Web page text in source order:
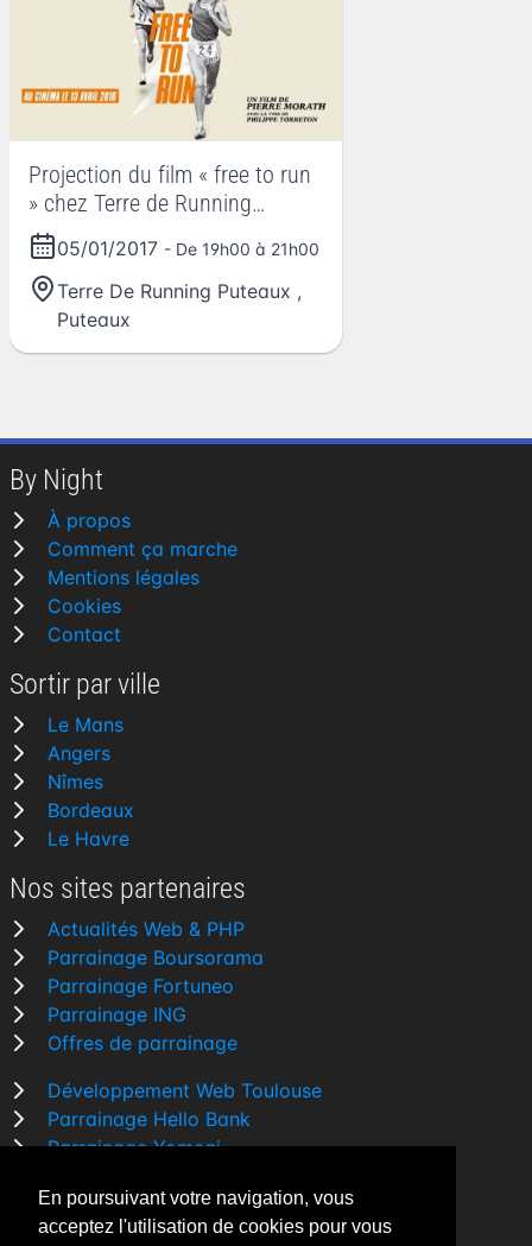
En poursuivant votre navigation, vous
acceptez l'utilisation de cookies pour vous
Projection du film « free to run
» chez Terre de Running
Puteaux
05/01/2017 - De 19h00 à 21h00
Terre De Running Puteaux ,
Puteaux
By Night
À propos
Comment ça marche
Mentions légales
Cookies
Contact
Sortir par ville
Le Mans
Angers
Nîmes
Bordeaux
Le Havre
Nos sites partenaires
Actualités Web & PHP
Parrainage Boursorama
Parrainage Fortuneo
Parrainage ING
Offres de parrainage
Développement Web Toulouse
Parrainage Hello Bank
Parrainage Yomoni
Comparatif banque